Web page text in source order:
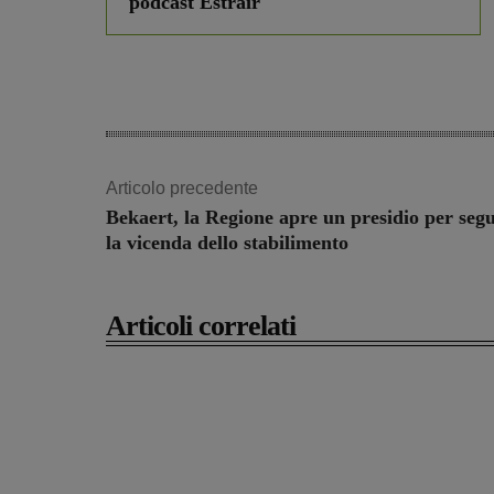
Articolo precedente
Bekaert, la Regione apre un presidio per
la vicenda dello stabilimento
Articoli correlati